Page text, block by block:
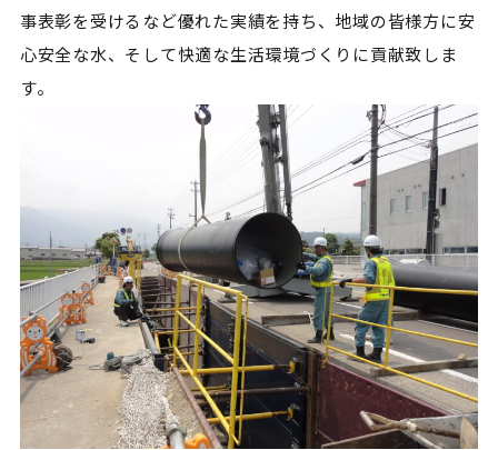
事表彰を受けるなど優れた実績を持ち、地域の皆様方に安
心安全な水、そして快適な生活環境づくりに貢献致しま
す。